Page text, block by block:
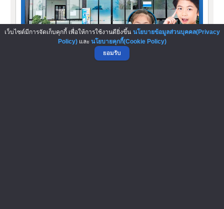
เว็บไซต์มีการจัดเก็บคุกกี้ เพื่อให้การใช้งานดียิ่งขึ้น นโยบายข้อมูลส่วนบุคคล(Privacy
Policy)และ นโยบายคุกกี้(Cookie Policy)
ยอมรับ